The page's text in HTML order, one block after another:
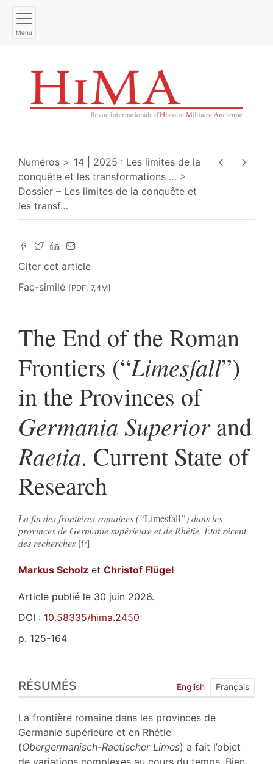
Menu
Numéros
14 | 2025 : Les limites de la
conquête et les transformations …
Dossier – Les limites de la conquête et
les transf…
Citer cet article
Fac-similé [PDF, 7,4M]
The End of the Roman
Frontiers (“Limesfall”)
in the Provinces of
Germania Superiorand
Raetia. Current State of
Research
La fin des frontières romaines (“Limesfall”) dans les
provinces de Germanie supérieure et de Rhétie. État récent
des recherches
Markus Scholz et Christof Flügel
Article publié le 30 juin 2026.
DOI : 10.58335/hima.2450
p. 125-164
Index
Plan
Texte
Bibliographie
Notes
Illustrations
RÉSUMÉS English Français
La frontière romaine dans les provinces de
Germanie supérieure et en Rhétie
(Obergermanisch-Raetischer Limes) a fait l’objet
de variations complexes au cours du temps. Bien